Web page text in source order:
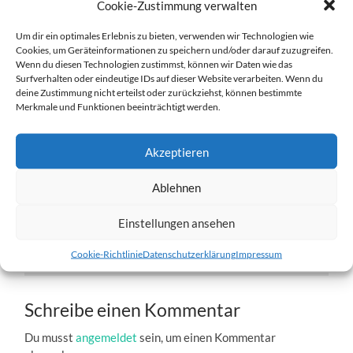
Cookie-Zustimmung verwalten
Um dir ein optimales Erlebnis zu bieten, verwenden wir Technologien wie
Cookies, um Geräteinformationen zu speichern und/oder darauf zuzugreifen.
Wenn du diesen Technologien zustimmst, können wir Daten wie das
Surfverhalten oder eindeutige IDs auf dieser Website verarbeiten. Wenn du
deine Zustimmung nicht erteilst oder zurückziehst, können bestimmte
Merkmale und Funktionen beeinträchtigt werden.
Akzeptieren
Ablehnen
Einstellungen ansehen
Cookie-RichtlinieDatenschutzerklärungImpressum
Bikkja-4.jpg
Nächster»
Schreibe einen Kommentar
Du musstangemeldet sein, um einen Kommentar